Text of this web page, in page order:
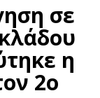
σε
η
2ο